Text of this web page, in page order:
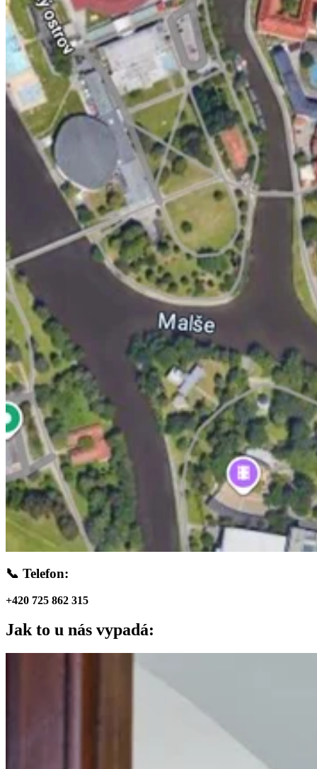
📞 Telefon:
+420 725 862 315
Jak to u nás vypadá: